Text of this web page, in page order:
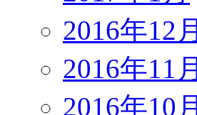
2016年12月
2016年11月
2016年10月